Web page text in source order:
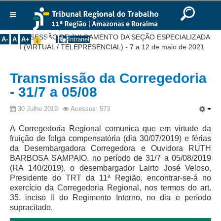
Ir para o rodapé
English
Português Español
A- A A+ Intranet
Institucional
Corregedoria
Composição
Seções Especializadas
Turmas
Varas do Trabalho
Juízes Manaus
Juízes Roraima
Juízes Interior
Você está aqui:Início >> Notícias >> Comunicados
3 ª SESSÃO DE JULGAMENTO DA SEÇÃO ESPECIALIZADA
I (VIRTUAL / TELEPRESENCIAL) - 7 a 12 de maio de 2021
Transmissão da Corregedoria
- 31/7 a 05/08
30 Julho 2019 Acessos: 573
A Corregedoria Regional comunica que em virtude da
fruição de folga compensatória (dia 30/07/2019) e férias
da Desembargadora Corregedora e Ouvidora RUTH
BARBOSA SAMPAIO, no período de 31/7 a 05/08/2019
(RA 140/2019), o desembargador Lairto José Veloso,
Presidente do TRT da 11ª Região, encontrar-se-á no
exercício da Corregedoria Regional, nos termos do art.
35, inciso II do Regimento Interno, no dia e período
supracitado.